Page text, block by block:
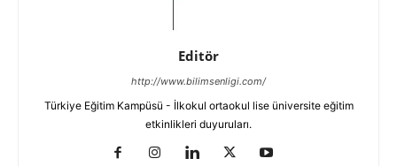
Editör
http://www.bilimsenligi.com/
Türkiye Eğitim Kampüsü - İlkokul ortaokul lise üniversite eğitim
etkinlikleri duyuruları.